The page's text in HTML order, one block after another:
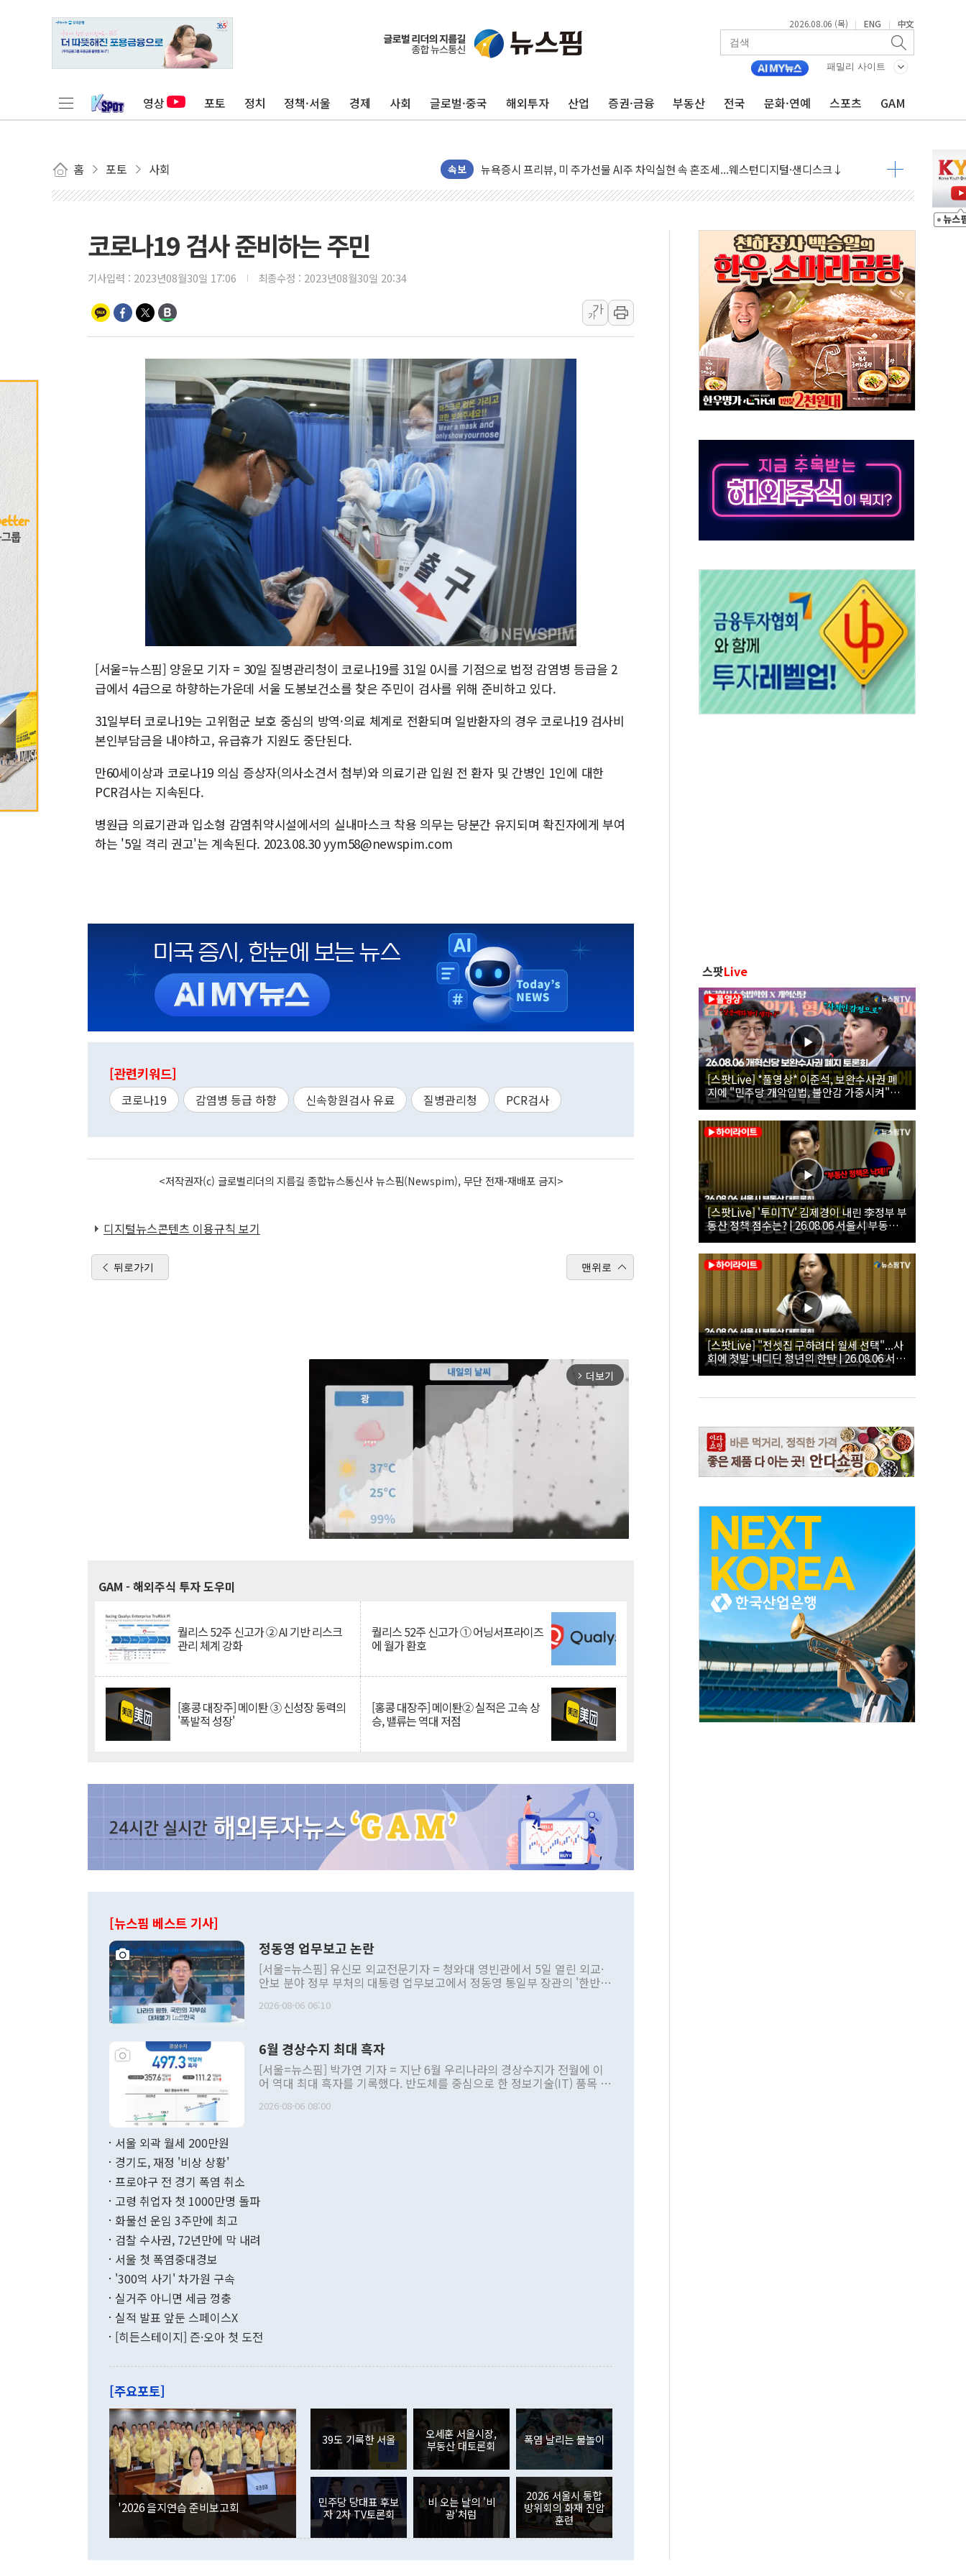
2026.08.06 (목) | ENG | 中文
패밀리 사이트
영상 포토 정치 정책·서울 경제 사회 글로벌·중국 해외투자 산업 증권·금융 부동산 전국 문화·연예 스포츠 GAM
홈 포토 사회 속보
뉴욕증시 개장 전 특징주...모더나·아이온큐·도어대시↑ VS 샌디스크·피그마·앱러빈↓
김정관 장관 "영업이익 N% 성과급 반대…상법·자본시장법 개정 논의"
청와대, 북한 단거리 탄도미사일 발사에 긴급 안보 점검회의
금값 7주 만에 최고…美 고용 둔화·호르무즈 재개방 기대에 강세
러, 1인칭시점 드론으로 우크라 민간인 '사파리' 공격… 시민들 공포감 극대화 전략
[베트남 증시] 지수 하락 속 'DGC' 임시 주총 기대감에 홀로 상한가…마진 잔액은 사상 최고
'월가의 황제' 다이먼 "금융시장 레버리지 위험수위…숨은 차입이 더 큰 변수"
양주 섬유염색공장서 화재 1명 중상…대응 1단계 진압 중
김정관 산업부 장관 "주 52시간 손봐야, 경쟁상대 中과 비교해야"
해군 1함대 창설 80주년…지역과 함께하는 '선봉'의 대민 봉사
[3보] 북, 원산서 동해로 단거리 탄도미사일 1발 발사… 올해 10번째·42일 만 도발
우크라 드론 전술, 중남미 콜롬비아에 새 안보 위기… 반군·마약카르텔이 습득해 전투 활용
동해해경, 독도 해상서 부유물 감긴 어선 구조
주한미군 "오산기지 누출, 백린 아닌 무해한 표면 부식 물질"
구미 폐염산처리업체서 불 2시간30여분만에 진화...외국인 노동자 숨져
해군과 함께하는 '불금전파, 송정' 시즌2
강원도 폭염특보 11일째…온열질환·가축 피해 최소화 '총력 대응'
[코인 시황] 비트코인, ETF 자금 유입에도 박스권…美 암호화폐 법안 처리 여부도 변수
코로나19 검사 준비하는 주민
기사입력 : 2023년08월30일 17:06 최종수정 : 2023년08월30일 20:34
가
가
[서울=뉴스핌] 양윤모 기자 = 30일 질병관리청이 코로나19를 31일 0시를 기점으로 법정 감염병 등급을 2
급에서 4급으로 하향하는가운데 서울 도봉보건소를 찾은 주민이 검사를 위해 준비하고 있다.
31일부터 코로나19는 고위험군 보호 중심의 방역·의료 체계로 전환되며 일반환자의 경우 코로나19 검사비
본인부담금을 내야하고, 유급휴가 지원도 중단된다.
만60세이상과 코로나19 의심 증상자(의사소견서 첨부)와 의료기관 입원 전 환자 및 간병인 1인에 대한
PCR검사는 지속된다.
병원급 의료기관과 입소형 감염취약시설에서의 실내마스크 착용 의무는 당분간 유지되며 확진자에게 부여
하는 '5일 격리 권고'는 계속된다. 2023.08.30 yym58@newspim.com
[관련키워드]
코로나19 감염병 등급 하향 신속항원검사 유료 질병관리청 PCR검사
<저작권자(c) 글로벌리더의 지름길 종합뉴스통신사 뉴스핌(Newspim), 무단 전재-재배포 금지>
디지털뉴스콘텐츠 이용규칙 보기
뒤로가기 맨위로
arrow_forward_ios 더보기
GAM - 해외주식 투자 도우미
퀄리스 52주 신고가 ② AI 기반 리스크
관리 체계 강화
퀄리스 52주 신고가 ① 어닝서프라이즈
에 월가 환호
[홍콩 대장주] 메이퇀 ③ 신성장 동력의
'폭발적 성장'
[홍콩 대장주] 메이퇀② 실적은 고속 상
승, 밸류는 역대 저점
[뉴스핌 베스트 기사]
정동영 업무보고 논란
[서울=뉴스핌] 유신모 외교전문기자 = 청와대 영빈관에서 5일 열린 외교·
안보 분야 정부 부처의 대통령 업무보고에서 정동영 통일부 장관의 '한반도
발언 중에는 정부 내 조율을 거치지 않은 사안을 정책으로 추진하겠다고 공
주의적 희망에 근거한 비현실적 구상'이라는 비판을 내놨다. 그동안 정 장
관의 대북 정책 관련 발언이 물의를 빚은 적은 여러 번 있지만 대통령과 유
관 부처 장관이 공개적으로 부정적 입장을 표명한 것은 이례적이다. 정 장
관의 무리한 대북 접근법과 월권을 제어해야 한다는 목소리도 높아지고 있
다. [정동영 통일부 장관이 지난달 23일 오후 서울 종로구 정부서울청사에
무너졌다고도 했다. 또 "현 시점에서 흘러간 선(先)비핵화만 되뇌는 것은
함께 4자 대화의 동력을 확보하기 위해 최선을 다할 것"이라고 말했다. 하
"우리의 선의대로 하는 게 과연 한반도의 평화와 안정에 플러스냐, 결론적
관은 업무보고 사후 브리핑에서 정 장관이 언급한 '4자 회담'에 대해 "이상
이 9월 러시아 블라디보스토크에서 열리는 '동방경제포럼(EEF)'을 언급하
며 "정부 차원에서 (참석을) 검토하고 있다"고 발언한 데 대해서도 조 장관
은 "그것은 외교부의 몫"이라며 "아직 거기까지 진도가 나가지 않았다"고
잘랐다. 정 장관이 이날 소개한 대북 구상과 설명은 정부 내 조율을 거치지
않았다는 점에서 문제가 있다. 특히 주적 표현 대체와 국호 사용, 9·19 군
사합의 복원, 4자회담 추진 등은 통일부 장관이 결정할 사안이 아니어서 월
권이라는 지적이 나오고 있다. 이 대통령은 정 장관의 업무보고를 듣고 난
뒤 "여기 업무보고에 발표했다고 승인난 건 아니다"라고 재차 확인했다. 정
부의 한 소식통은 "정 장관의 발언 내용은 대부분 국가안전보장회의(NSC)
를 거쳐 결정된 사안이 아닌 정 장관의 개인적 생각에 가깝다"며 "안보 관
련 부처 장관이 정부의 공식 정책이 아닌 사안을 추진하겠다고 업무보고를
하고 대통령의 면전에서 '국군통수권자가 나서야 한다'고 주장한 것은 심각
2026-08-06 06:10
6월 경상수지 최대 흑자
[서울=뉴스핌] 박가연 기자 = 지난 6월 우리나라의 경상수지가 전월에 이
어 역대 최대 흑자를 기록했다. 반도체를 중심으로 한 정보기술(IT) 품목 수
료=한국은행] 한국은행이 6일 발표한 '2026년 6월 국제수지(잠정)'에 따르
며 월간 기준 처음으로 1000억달러를 넘어섰다. 상품수입은 644억8000만
196.9% 급증했고 컴퓨터·주변기기(SSD)는 282.7% 증가했다. IT 품목
수출은 160.4% 늘었으며 비IT 품목도 ▲석유제품(47.5%) ▲화공품
기록했지만 지식재산권사용료수지는 전월 흑자에서 4억4000만달러 적자
로 전환됐다. 본원소득수지는 배당소득을 중심으로 32억7000만달러 흑자
는 배당수입이 늘어난 데다 전월 분기배당에 따른 기저효과로 배당지급이
였던 올해 3월(369억9000만달러)을 넘어선 것이다. 직접투자에서는 내국
인의 해외투자가 80억1000만달러, 외국인의 국내투자가 46억3000만달러
각각 증가했다. 증권투자에서는 외국인의 국내 주식 매도세가 이어졌다. 외
국인의 국내 주식 투자는 차익실현 매도 등의 영향으로 316억1000만달러
감소하며 전월(-310억5000만달러)에 이어 역대 최대 순매도 기록을 다시
경신했다. 외국인의 국내 채권투자는 세계국채지수(WGBI) 자금 유입에도
분기 말 만기도래 영향으로 증가 폭이 줄어든 52억9000만달러를 기록했
다. 내국인의 해외 증권투자는 주식을 중심으로 35억6000만달러 증가했
다. eoyn2@newspim.com
2026-08-06 08:00
서울 외곽 월세 200만원
경기도, 재정 '비상 상황'
프로야구 전 경기 폭염 취소
고령 취업자 첫 1000만명 돌파
화물선 운임 3주만에 최고
검찰 수사권, 72년만에 막 내려
서울 첫 폭염중대경보
'300억 사기' 차가원 구속
실거주 아니면 세금 껑충
실적 발표 앞둔 스페이스X
[히든스테이지] 즌·오아 첫 도전
[주요포토]
'2026 을지연습 준비보고회
39도 기록한 서울
오세훈 서울시장,
부동산 대토론회
폭염 날리는 물놀이
민주당 당대표 후보
자 2차 TV토론회
비 오는 날의 '비
광'처럼
2026 서울시 통합
방위회의 화재 진압
훈련
스팟Live
[스팟Live] *풀영상* 이준석, 보완수사권 폐
지에 "민주당 개악입법, 불안감 가중시켜"｜
26.08.06 개혁신당 보완수사권 폐지 토론회
[스팟Live] '투미TV' 김제경이 내린 李정부 부
동산 정책 점수는? | 26.08.06 서울시 부동산
대토론회
[스팟Live] "전셋집 구하려다 월세 선택"...사
회에 첫발 내디딘 청년의 한탄 | 26.08.06 서울
시 부동산 대토론회